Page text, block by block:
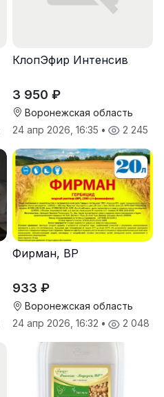
КлопЭфир Интенсив
3 950 ₽
Воронежская область
24 апр 2026, 16:35 • 2 245
Фирман, ВР
933 ₽
Воронежская область
24 апр 2026, 16:32 • 2 048